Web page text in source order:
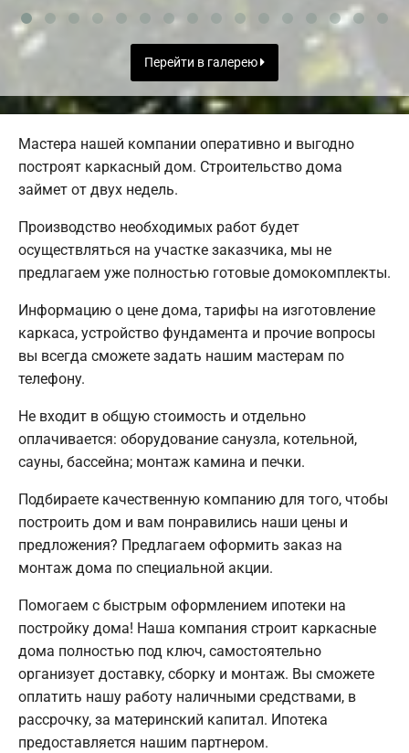
Перейти в галерею
Мастера нашей компании оперативно и выгодно
построят каркасный дом. Строительство дома
займет от двух недель.
Производство необходимых работ будет
осуществляться на участке заказчика, мы не
предлагаем уже полностью готовые домокомплекты.
Информацию о цене дома, тарифы на изготовление
каркаса, устройство фундамента и прочие вопросы
вы всегда сможете задать нашим мастерам по
телефону.
Не входит в общую стоимость и отдельно
оплачивается: оборудование санузла, котельной,
сауны, бассейна; монтаж камина и печки.
Подбираете качественную компанию для того, чтобы
построить дом и вам понравились наши цены и
предложения? Предлагаем оформить заказ на
монтаж дома по специальной акции.
Помогаем с быстрым оформлением ипотеки на
постройку дома! Наша компания строит каркасные
дома полностью под ключ, самостоятельно
организует доставку, сборку и монтаж. Вы сможете
оплатить нашу работу наличными средствами, в
рассрочку, за материнский капитал. Ипотека
предоставляется нашим партнером.